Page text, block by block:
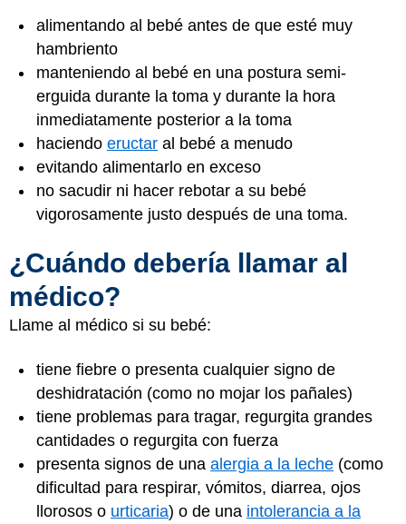
alimentando al bebé antes de que esté muy
hambriento
manteniendo al bebé en una postura semi-
erguida durante la toma y durante la hora
inmediatamente posterior a la toma
haciendo eructar al bebé a menudo
evitando alimentarlo en exceso
no sacudir ni hacer rebotar a su bebé
vigorosamente justo después de una toma.
¿Cuándo debería llamar al
médico?
Llame al médico si su bebé:
tiene fiebre o presenta cualquier signo de
deshidratación (como no mojar los pañales)
tiene problemas para tragar, regurgita grandes
cantidades o regurgita con fuerza
presenta signos de una alergia a la leche (como
dificultad para respirar, vómitos, diarrea, ojos
llorosos o urticaria) o de una intolerancia a la